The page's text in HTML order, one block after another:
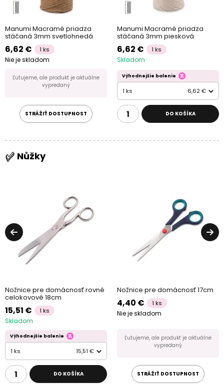
Manumi Macramé priadza
stáčaná 3mm svetlohnedá
6,62 € 1 ks
Nie je skladom
Ľutujeme, ale produkt je aktuálne
vypredaný
STRÁŽIŤ DOSTUPNOST
Manumi Macramé priadza
stáčaná 3mm piesková
6,62 € 1 ks
Skladom
Výhodnejšie balenie
1 ks 6,62 €
DO KOŠÍKA
Nůžky
Nožnice pre domácnosť rovné
celokovové 18cm
15,51 € 1 ks
Skladom
Výhodnejšie balenie
1 ks 15,51 €
DO KOŠÍKA
Nožnice pre domácnosť 17cm
4,40 € 1 ks
Nie je skladom
Ľutujeme, ale produkt je aktuálne
vypredaný
STRÁŽIŤ DOSTUPNOST